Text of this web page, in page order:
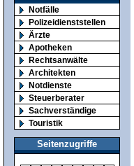
Notfälle
Polizeidienststellen
Ärzte
Apotheken
Rechtsanwälte
Architekten
Notdienste
Steuerberater
Sachverständige
Touristik
Seitenzugriffe